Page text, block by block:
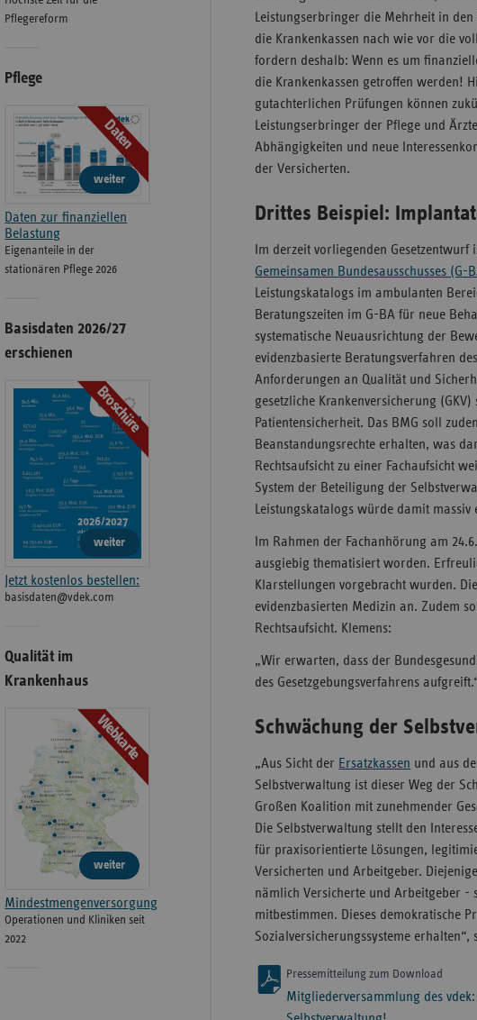
Leistungserbringer die Mehrheit in
die Krankenkassen nach wie vor die
fordern deshalb: Wenn es um
die Krankenkassen getroffen werden!
gutachterlichen Prüfungen können
Leistungserbringer der Pflege und
Abhängigkeiten und neue
der Versicherten.
Drittes Beispiel:
Im derzeit vorliegenden
Gemeinsamen Bundesausschusses (G-
Leistungskatalogs im ambulanten
Beratungszeiten im G-BA für neue
systematische Neuausrichtung der
evidenzbasierte Beratungsverfahren
Anforderungen an Qualität und
gesetzliche Krankenversicherung
Patientensicherheit. Das BMG soll
Beanstandungsrechte erhalten, was
Rechtsaufsicht zu einer Fachaufsicht
System der Beteiligung der
Leistungskatalogs würde damit massiv
Im Rahmen der Fachanhörung am
ausgiebig thematisiert worden.
Klarstellungen vorgebracht wurden.
evidenzbasierten Medizin an. Zudem
Rechtsaufsicht. Klemens:
„Wir erwarten, dass der
des Gesetzgebungsverfahrens
Schwächung der
„Aus Sicht der Ersatzkassen und aus
Selbstverwaltung ist dieser Weg der
Großen Koalition mit zunehmender
Die Selbstverwaltung stellt den
für praxisorientierte Lösungen,
Versicherten und Arbeitgeber.
nämlich Versicherte und Arbeitgeber -
mitbestimmen. Dieses demokratische
Sozialversicherungssysteme
Pressemitteilung zum Download
Mitgliederversammlung des
Pflegereform
Pflege
Daten
weiter
Daten zur finanziellen
Belastung
Eigenanteile in der
stationären Pflege 2026
Basisdaten 2026/27
erschienen
Broschüre
weiter
Jetzt kostenlos bestellen:
basisdaten@vdek.com
Qualität im
Krankenhaus
Webkarte
weiter
Mindestmengenversorgung
Operationen und Kliniken seit
2022